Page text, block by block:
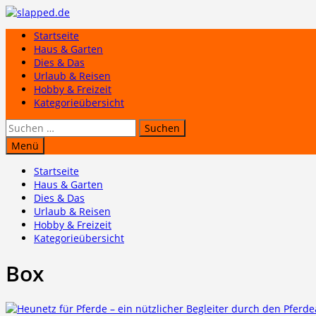
Zum
springenStartseite
Haus & Garten
Dies & Das
Urlaub & Reisen
Hobby & Freizeit
Kategorieübersicht
Suchen
nach:
Menü
Startseite
Haus & Garten
Dies & Das
Urlaub & Reisen
Hobby & Freizeit
Kategorieübersicht
Box